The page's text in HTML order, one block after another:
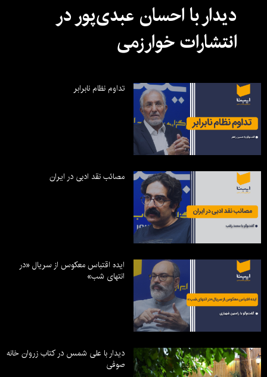
دیدار با احسان عبدی‌پور در
انتشارات خوارزمی
تداوم نظام نابرابر
مصائب نقد ادبی در ایران
ایده اقتباس معکوس از سریال «در
انتهای شب»
دیدار با علی شمس در کتاب زروان خانه
صوفی